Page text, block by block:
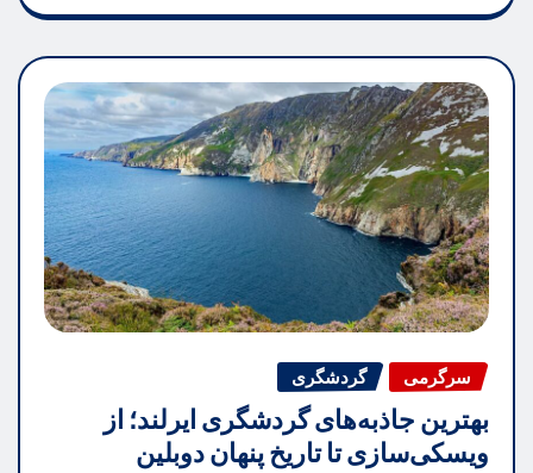
سرگرمی گردشگری
بهترین جاذبه‌های گردشگری ایرلند؛ از
ویسکی‌سازی تا تاریخ پنهان دوبلین